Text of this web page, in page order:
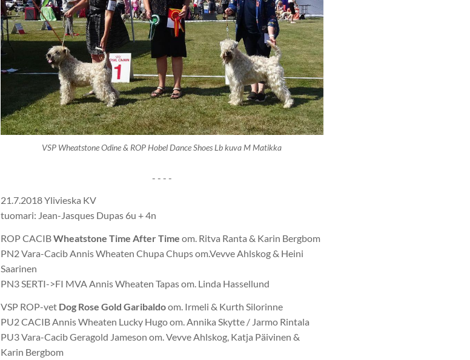
VSP Wheatstone Odine & ROP Hobel Dance Shoes Lb kuva M Matikka
- - - -
21.7.2018 Ylivieska KV
tuomari: Jean-Jasques Dupas 6u + 4n
ROP CACIBWheatstone Time After Time om. Ritva Ranta & Karin Bergbom
PN2 Vara-Cacib Annis Wheaten Chupa Chups om.Vevve Ahlskog & Heini
Saarinen
PN3 SERTI->FI MVA Annis Wheaten Tapas om. Linda Hassellund
VSP ROP-vet Dog Rose Gold Garibaldoom. Irmeli & Kurth Silorinne
PU2 CACIB Annis Wheaten Lucky Hugo om. Annika Skytte / Jarmo Rintala
PU3 Vara-Cacib Geragold Jameson om. Vevve Ahlskog, Katja Päivinen &
Karin Bergbom